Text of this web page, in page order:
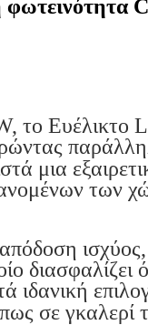
Ευέλικτο
μια
των
ισχύος,
διασφαλίζει
ιδανική
σε γκαλερί